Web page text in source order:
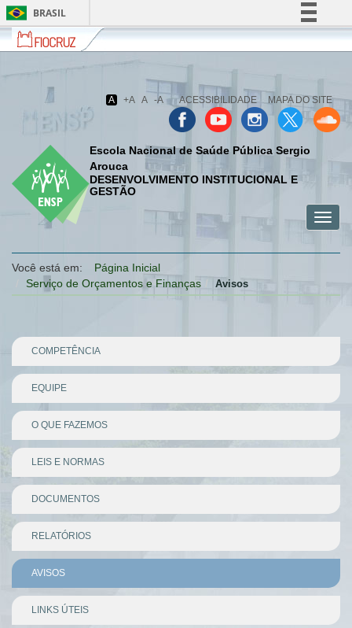
BRASIL
Simplifique!
Participe
Acesso à informação
Legislação
Canais
Fiocruz
Fale
com
A +A A -A ACESSIBILIDADE MAPA DO SITE
Escola Nacional de Saúde Pública Sergio
Arouca
DESENVOLVIMENTO INSTITUCIONAL E
GESTÃO
menu
menu
menu
Você está em:
Página Inicial
Serviço de Orçamentos e Finanças
Avisos
COMPETÊNCIA
EQUIPE
O QUE FAZEMOS
LEIS E NORMAS
DOCUMENTOS
RELATÓRIOS
AVISOS
LINKS ÚTEIS